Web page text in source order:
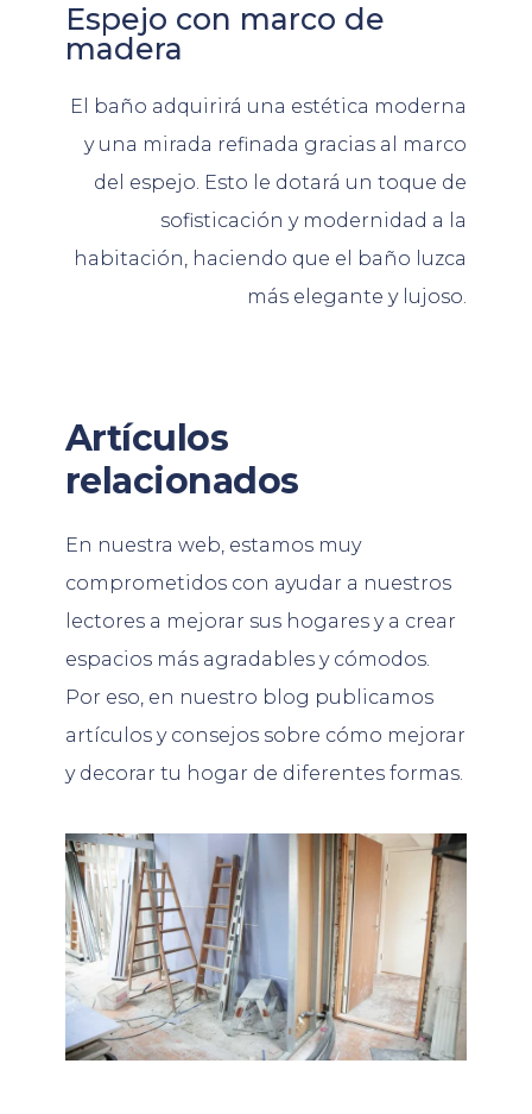
Espejo con marco de
madera
El ba ño adqu irirá una estética moderna
yuna mirada refinada gracias al marco
del espejo. Esto le dotará un toque de
sofisticación y modernidad a la
habitación, haciendo que el baño luzca
más elegante y lujoso.
Artículos
relacionados
En nuestra web, estamos muy
comprometidos con ayudar a nuestros
lectores a mejorar sus hogares y a crear
espacios más agradables y cómodos.
Por eso, en nuestro blog publicamos
artículos y consejos sobre cómo mejorar
y decorar tu hogar de diferentes formas.